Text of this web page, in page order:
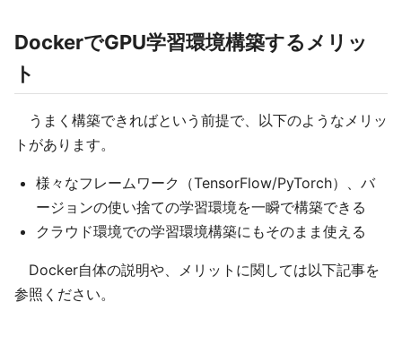
DockerでGPU学習環境構築するメリッ
ト
うまく構築できればという前提で、以下のようなメリッ
トがあります。
様々なフレームワーク（TensorFlow/PyTorch）、バ
ージョンの使い捨ての学習環境を一瞬で構築できる
クラウド環境での学習環境構築にもそのまま使える
Docker自体の説明や、メリットに関しては以下記事を
参照ください。